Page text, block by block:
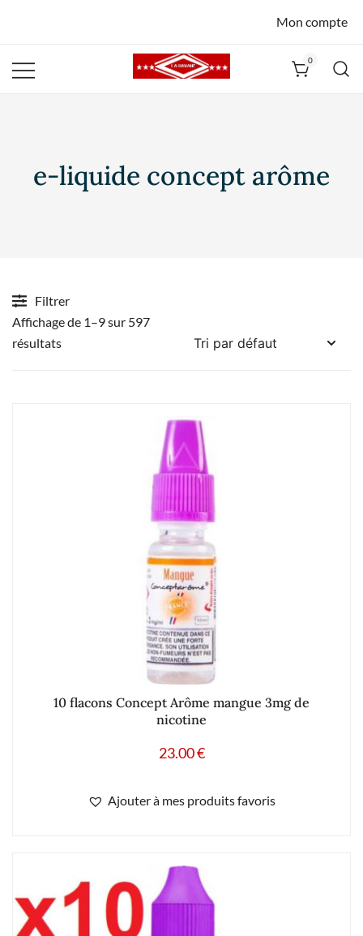
Mon compte
0
e-liquide concept arôme
Filtrer
Affichage de 1–9 sur 597
résultats
10 flacons Concept Arôme mangue 3mg de
nicotine
23.00€
Ajouter à mes produits favoris